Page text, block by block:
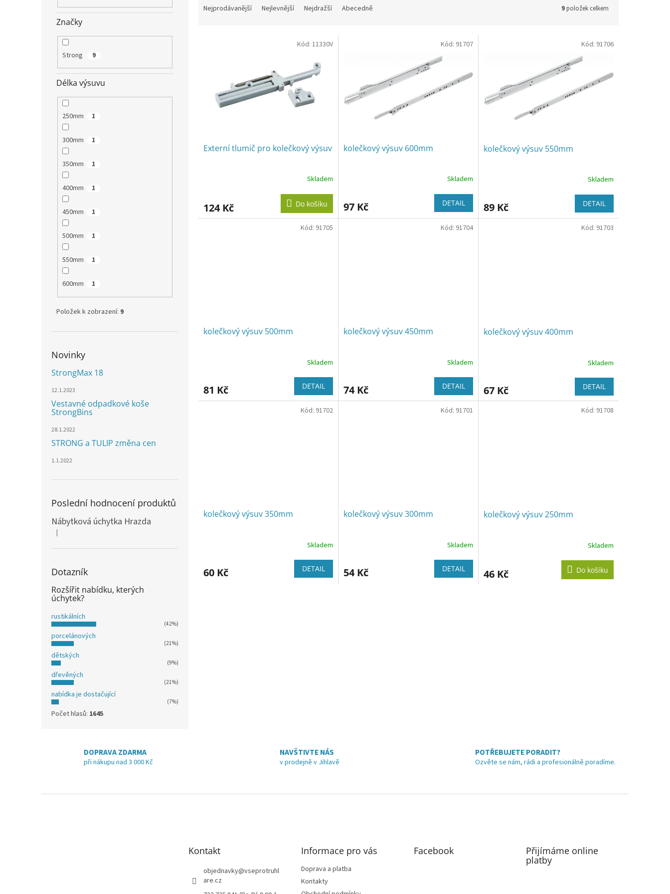
Značky
Strong 9
Délka výsuvu
250mm 1
300mm 1
350mm 1
400mm 1
450mm 1
500mm 1
550mm 1
600mm 1
Položek k zobrazení: 9
Novinky
StrongMax 18
12.1.2023
Vestavné odpadkové koše
StrongBins
28.1.2022
STRONG a TULIP změna cen
1.1.2022
Poslední hodnocení produktů
Nábytková úchytka Hrazda
Hodnocení produktu je 5 z 5 hvězdiček.
|
Dotazník
Rozšířit nabídku, kterých
úchytek?
rustikálních
(42%)
porcelánových
(21%)
dětských
(9%)
dřevěných
(21%)
nabídka je dostačující
(7%)
Počet hlasů: 1645
Nejprodávanější Nejlevnější Nejdražší Abecedně 9položek celkem
Externí tlumič pro kolečkový výsuv
Skladem
124 Kč Do košíku
Kód: 11330V
kolečkový výsuv 600mm
Skladem
97 Kč DETAIL
Kód: 91707
kolečkový výsuv 550mm
Skladem
89 Kč DETAIL
Kód: 91706
kolečkový výsuv 500mm
Skladem
81 Kč DETAIL
Kód: 91705
kolečkový výsuv 450mm
Skladem
74 Kč DETAIL
Kód: 91704
kolečkový výsuv 400mm
Skladem
67 Kč DETAIL
Kód: 91703
kolečkový výsuv 350mm
Skladem
60 Kč DETAIL
Kód: 91702
kolečkový výsuv 300mm
Skladem
54 Kč DETAIL
Kód: 91701
kolečkový výsuv 250mm
Skladem
46 Kč Do košíku
Kód: 91708
DOPRAVA ZDARMA
při nákupu nad 3 000 Kč
NAVŠTIVTE NÁS
v prodejně v Jihlavě
POTŘEBUJETE PORADIT?
Ozvěte se nám, rádi a profesionálně poradíme.
Kontakt
objednavky@vseprotruhl
are.cz
Informace pro vás
Doprava a platba
Kontakty
Facebook Přijímáme online
platby